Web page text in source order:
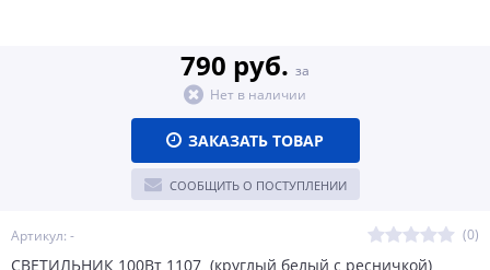
Артикул: - (0)
СВЕТИЛЬНИК 100Вт 1107 (круглый белый с ресничкой)
790 руб. за
Нет в наличии
ЗАКАЗАТЬ ТОВАР
СООБЩИТЬ О ПОСТУПЛЕНИИ